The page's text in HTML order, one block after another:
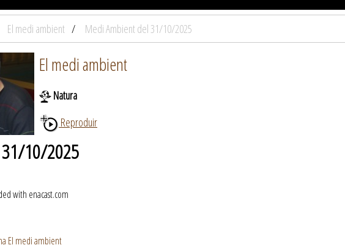
El medi ambient Medi Ambient del 31/10/2025
El medi ambient
Natura
Reproduir
10/2025
with enacast.com
El medi ambient